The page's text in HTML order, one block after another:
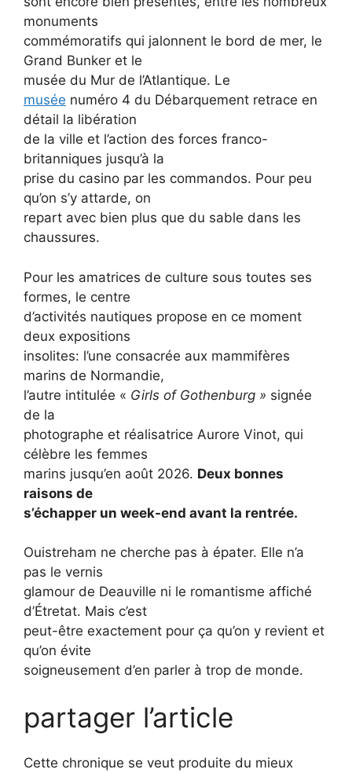
monuments
commémoratifs qui jalonnent le bord de mer, le
Grand Bunker et le
musée du Mur de l’Atlantique. Le
musée numéro 4 du Débarquement retrace en
détail la libération
de la ville et l’action des forces franco-
britanniques jusqu’à la
prise du casino par les commandos. Pour peu
qu’on s’y attarde, on
repart avec bien plus que du sable dans les
chaussures.
Pour les amatrices de culture sous toutes ses
formes, le centre
d’activités nautiques propose en ce moment
deux expositions
insolites: l’une consacrée aux mammifères
marins de Normandie,
l’autre intitulée « Girls of Gothenburg » signée
de la
photographe et réalisatrice Aurore Vinot, qui
célèbre les femmes
marins jusqu’en août 2026. Deux bonnes
raisons de
s’échapper un week-end avant la rentrée.
Ouistreham ne cherche pas à épater. Elle n’a
pas le vernis
glamour de Deauville ni le romantisme affiché
d’Étretat. Mais c’est
peut-être exactement pour ça qu’on y revient et
qu’on évite
soigneusement d’en parler à trop de monde.
partager l’article
Cette chronique se veut produite du mieux